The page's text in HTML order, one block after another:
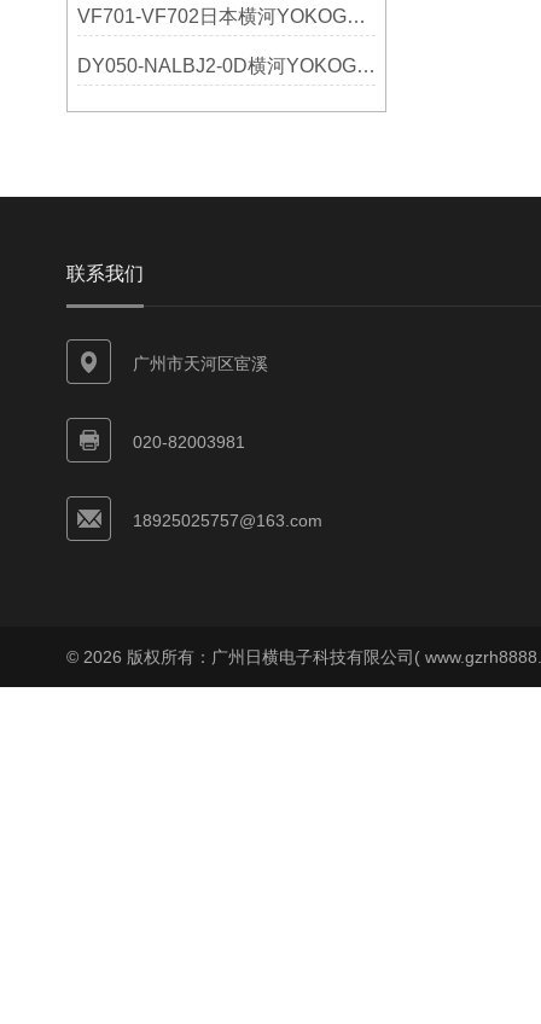
VF701-VF702日本横河YOKOGAWA网卡
DY050-NALBJ2-0D横河YOKOGAWA选购指南
联系我们
广州市天河区宦溪
020-82003981
18925025757@163.com
© 2026 版权所有：广州日横电子科技有限公司(